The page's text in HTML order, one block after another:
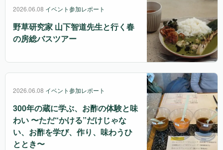
2026.06.08 イベント参加レポート
野草研究家 山下智道先生と行く春
の房総バスツアー
2026.06.08 イベント参加レポート
300年の蔵に学ぶ、お酢の体験と味
わい 〜ただ“かける”だけじゃな
い、お酢を学び、作り、味わうひ
ととき〜